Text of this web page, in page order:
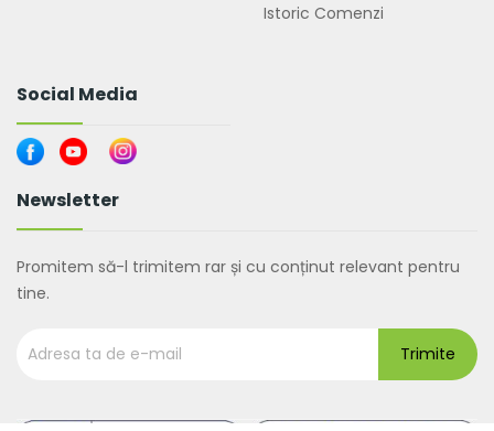
Istoric Comenzi
Social Media
Newsletter
Promitem să-l trimitem rar și cu conținut relevant pentru
tine.